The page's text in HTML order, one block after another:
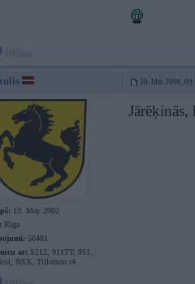
30. Mar 2006,
13. May 2002
Rīga
56481
ar: S212, 911TT, 951,
NSX, Tillotson t4
Jārēķinās,